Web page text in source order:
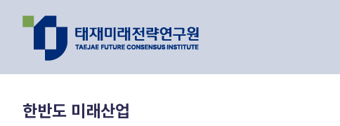
최신 리포트
한반도 미래산업